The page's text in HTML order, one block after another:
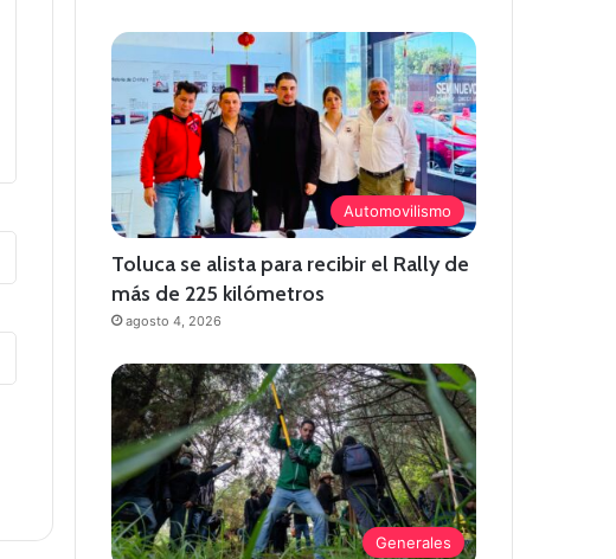
Automovilismo
Toluca se alista para recibir el Rally de
más de 225 kilómetros
agosto 4, 2026
Generales